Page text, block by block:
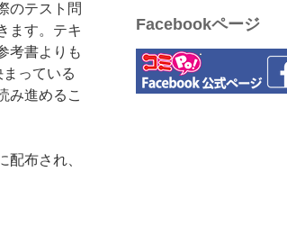
のテスト問
ます。テキ
考書よりも
っている
み進めるこ
配布され、
Facebookページ